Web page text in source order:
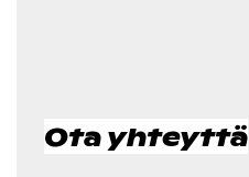
Ota yhteyttä